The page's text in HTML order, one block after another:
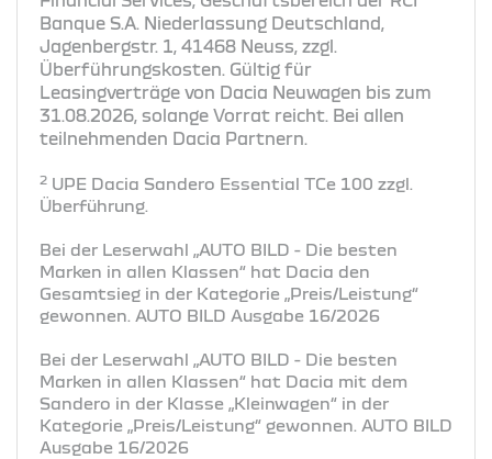
Banque S.A. Niederlassung Deutschland,
Jagenbergstr. 1, 41468 Neuss, zzgl.
Überführungskosten. Gültig für
Leasingverträge von Dacia Neuwagen bis zum
31.08.2026, solange Vorrat reicht. Bei allen
teilnehmenden Dacia Partnern.
2 UPE Dacia Sandero Essential TCe 100 zzgl.
Überführung.
Bei der Leserwahl „AUTO BILD - Die besten
Marken in allen Klassen“ hat Dacia den
Gesamtsieg in der Kategorie „Preis/Leistung“
gewonnen. AUTO BILD Ausgabe 16/2026
Bei der Leserwahl „AUTO BILD - Die besten
Marken in allen Klassen“ hat Dacia mit dem
Sandero in der Klasse „Kleinwagen“ in der
Kategorie „Preis/Leistung“ gewonnen. AUTO BILD
Ausgabe 16/2026